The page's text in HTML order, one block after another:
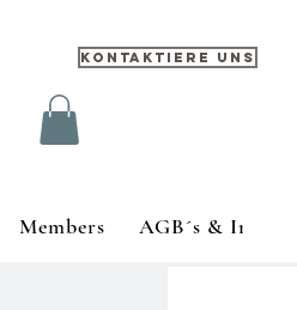
Kontaktiere uns
Members AGB´s &